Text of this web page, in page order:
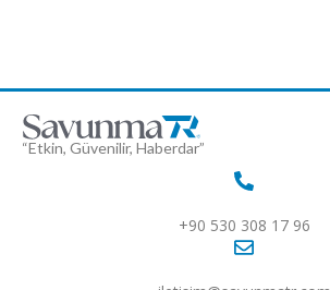
“Etkin, Güvenilir, Haberdar”
+90 530 308 17 96